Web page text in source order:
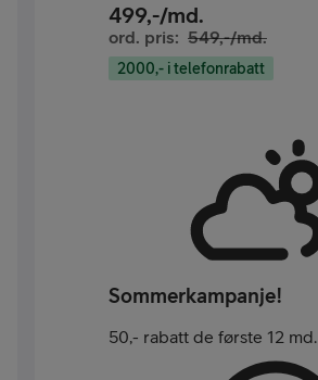
499,-/md.
ord. pris: 549,-/md.
2000,- i telefonrabatt
Sommerkampanje!
50,- rabatt de første 12 md.